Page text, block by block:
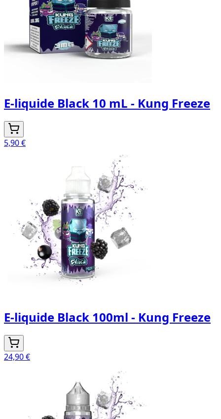
E-liquide Black 10 mL - Kung Freeze
5,90 €
E-liquide Black 100ml - Kung Freeze
24,90 €